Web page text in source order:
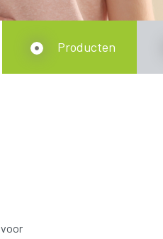
Producten